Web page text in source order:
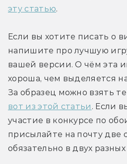
эту статью.
Если вы хотите писать о
напишите про лучшую
вашей версии. О чём эта
хороша, чем выделяется
вот из этой статьи . Если
участие в конкурсе по
присылайте на почту две
обязательно в двух